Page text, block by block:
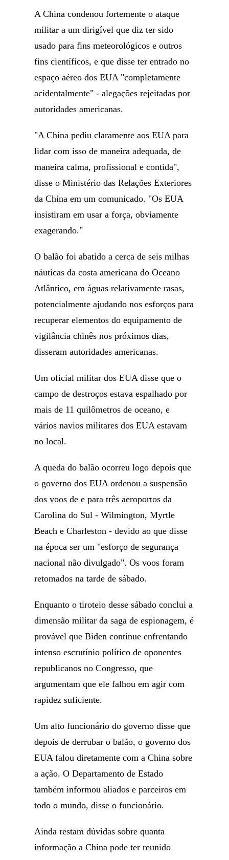
A China condenou fortemente o ataque
militar a um dirigível que diz ter sido
usado para fins meteorológicos e outros
fins científicos, e que disse ter entrado no
espaço aéreo dos EUA "completamente
acidentalmente" - alegações rejeitadas por
autoridades americanas.
"A China pediu claramente aos EUA para
lidar com isso de maneira adequada, de
maneira calma, profissional e contida",
disse o Ministério das Relações Exteriores
da China em um comunicado. "Os EUA
insistiram em usar a força, obviamente
exagerando."
O balão foi abatido a cerca de seis milhas
náuticas da costa americana do Oceano
Atlântico, em águas relativamente rasas,
potencialmente ajudando nos esforços para
recuperar elementos do equipamento de
vigilância chinês nos próximos dias,
disseram autoridades americanas.
Um oficial militar dos EUA disse que o
campo de destroços estava espalhado por
mais de 11 quilômetros de oceano, e
vários navios militares dos EUA estavam
no local.
A queda do balão ocorreu logo depois que
o governo dos EUA ordenou a suspensão
dos voos de e para três aeroportos da
Carolina do Sul - Wilmington, Myrtle
Beach e Charleston - devido ao que disse
na época ser um "esforço de segurança
nacional não divulgado". Os voos foram
retomados na tarde de sábado.
Enquanto o tiroteio desse sábado conclui a
dimensão militar da saga de espionagem, é
provável que Biden continue enfrentando
intenso escrutínio político de oponentes
republicanos no Congresso, que
argumentam que ele falhou em agir com
rapidez suficiente.
Um alto funcionário do governo disse que
depois de derrubar o balão, o governo dos
EUA falou diretamente com a China sobre
a ação. O Departamento de Estado
também informou aliados e parceiros em
todo o mundo, disse o funcionário.
Ainda restam dúvidas sobre quanta
informação a China pode ter reunido